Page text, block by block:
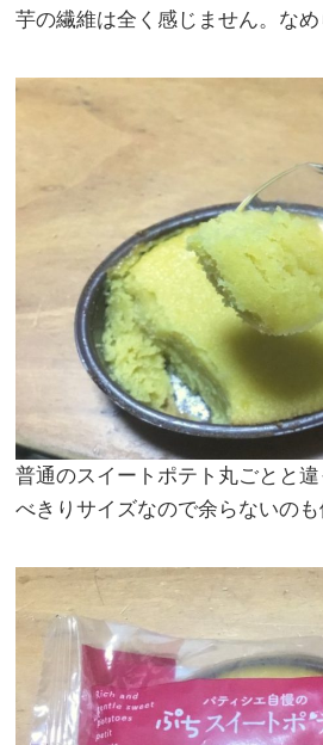
芋の繊維は全く感じません。なめ
普通のスイートポテト丸ごとと
べきりサイズなので余らないのも